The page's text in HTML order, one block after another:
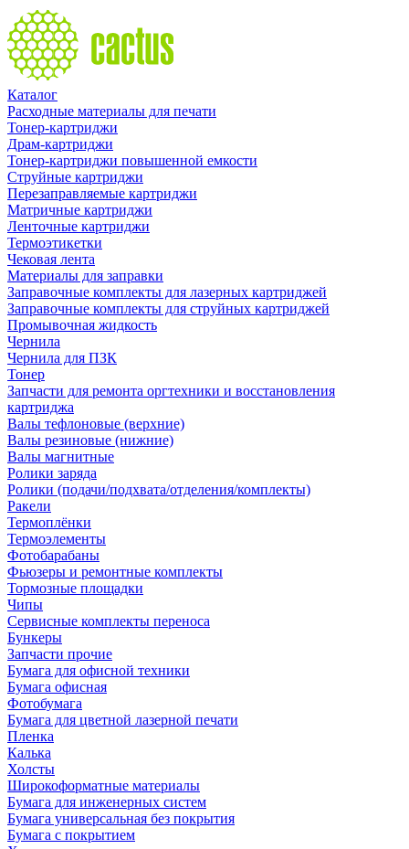
Каталог
Расходные материалы для печати
Тонер-картриджи
Драм-картриджи
Тонер-картриджи повышенной емкости
Струйные картриджи
Перезаправляемые картриджи
Матричные картриджи
Ленточные картриджи
Термоэтикетки
Чековая лента
Материалы для заправки
Заправочные комплекты для лазерных картриджей
Заправочные комплекты для струйных картриджей
Промывочная жидкость
Чернила
Чернила для ПЗК
Тонер
Запчасти для ремонта оргтехники и восстановления
картриджа
Валы тефлоновые (верхние)
Валы резиновые (нижние)
Валы магнитные
Ролики заряда
Ролики (подачи/подхвата/отделения/комплекты)
Ракели
Термоплёнки
Термоэлементы
Фотобарабаны
Фьюзеры и ремонтные комплекты
Тормозные площадки
Чипы
Сервисные комплекты переноса
Бункеры
Запчасти прочие
Бумага для офисной техники
Бумага офисная
Фотобумага
Бумага для цветной лазерной печати
Пленка
Калька
Холсты
Широкоформатные материалы
Бумага для инженерных систем
Бумага универсальная без покрытия
Бумага с покрытием